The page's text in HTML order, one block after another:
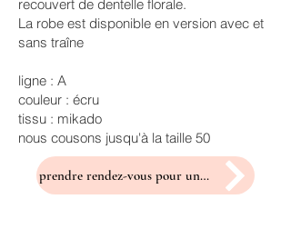
recouvert de dentelle florale.
La robe est disponible en version avec et
sans traîne
ligne : A
couleur : écru
tissu : mikado
nous cousons jusqu'à la taille 50
prendre rendez-vous pour un essayage